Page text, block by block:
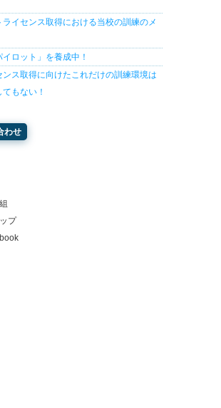
ライセンス取得における当校の訓練のメ
イロット」を養成中！
ンス取得に向けたこれだけの訓練環境は
もない！
わせ
プ